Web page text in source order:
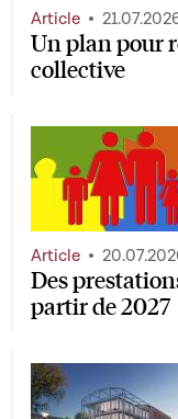
Un plan pour
collective
Article
Des
partir de 2027
Article